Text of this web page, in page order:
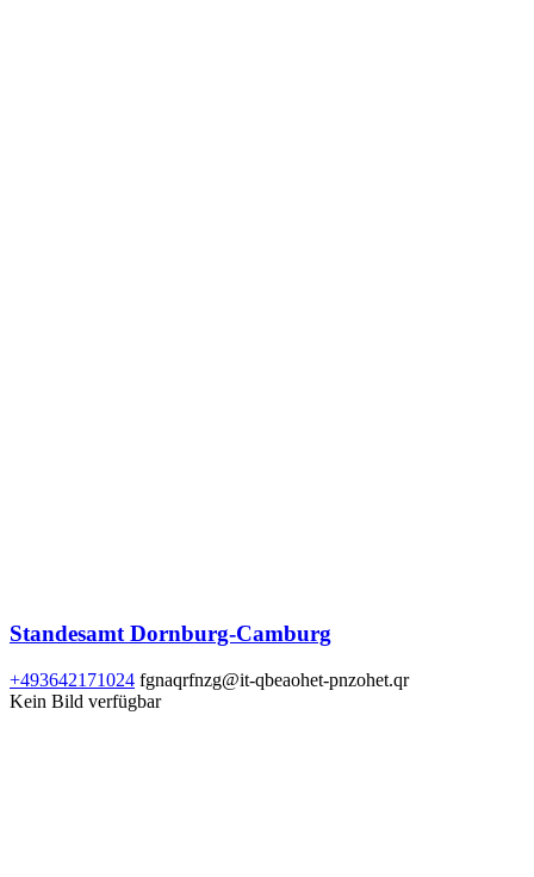
Standesamt Dornburg-Camburg
+493642171024 fgnaqrfnzg@it-qbeaohet-pnzohet.qr
Kein Bild verfügbar